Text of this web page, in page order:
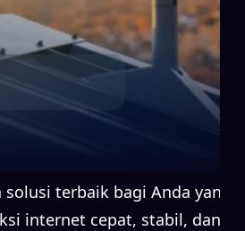
solusi terbaik bagi Anda yang
internet cepat, stabil, dan